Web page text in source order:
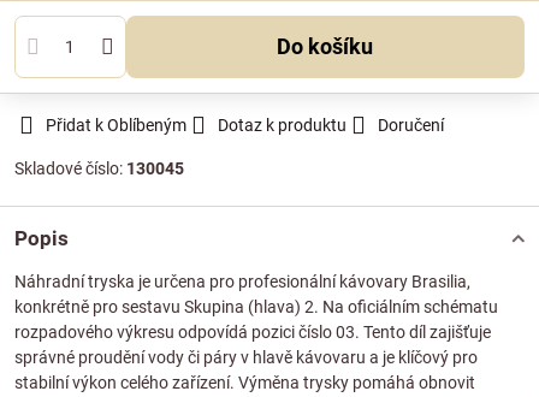
Do košíku
Přidat k Oblíbeným Dotaz k produktu Doručení
Skladové číslo: 130045
Popis
Náhradní tryska je určena pro profesionální kávovary Brasilia,
konkrétně pro sestavu Skupina (hlava) 2. Na oficiálním schématu
rozpadového výkresu odpovídá pozici číslo 03. Tento díl zajišťuje
správné proudění vody či páry v hlavě kávovaru a je klíčový pro
stabilní výkon celého zařízení. Výměna trysky pomáhá obnovit